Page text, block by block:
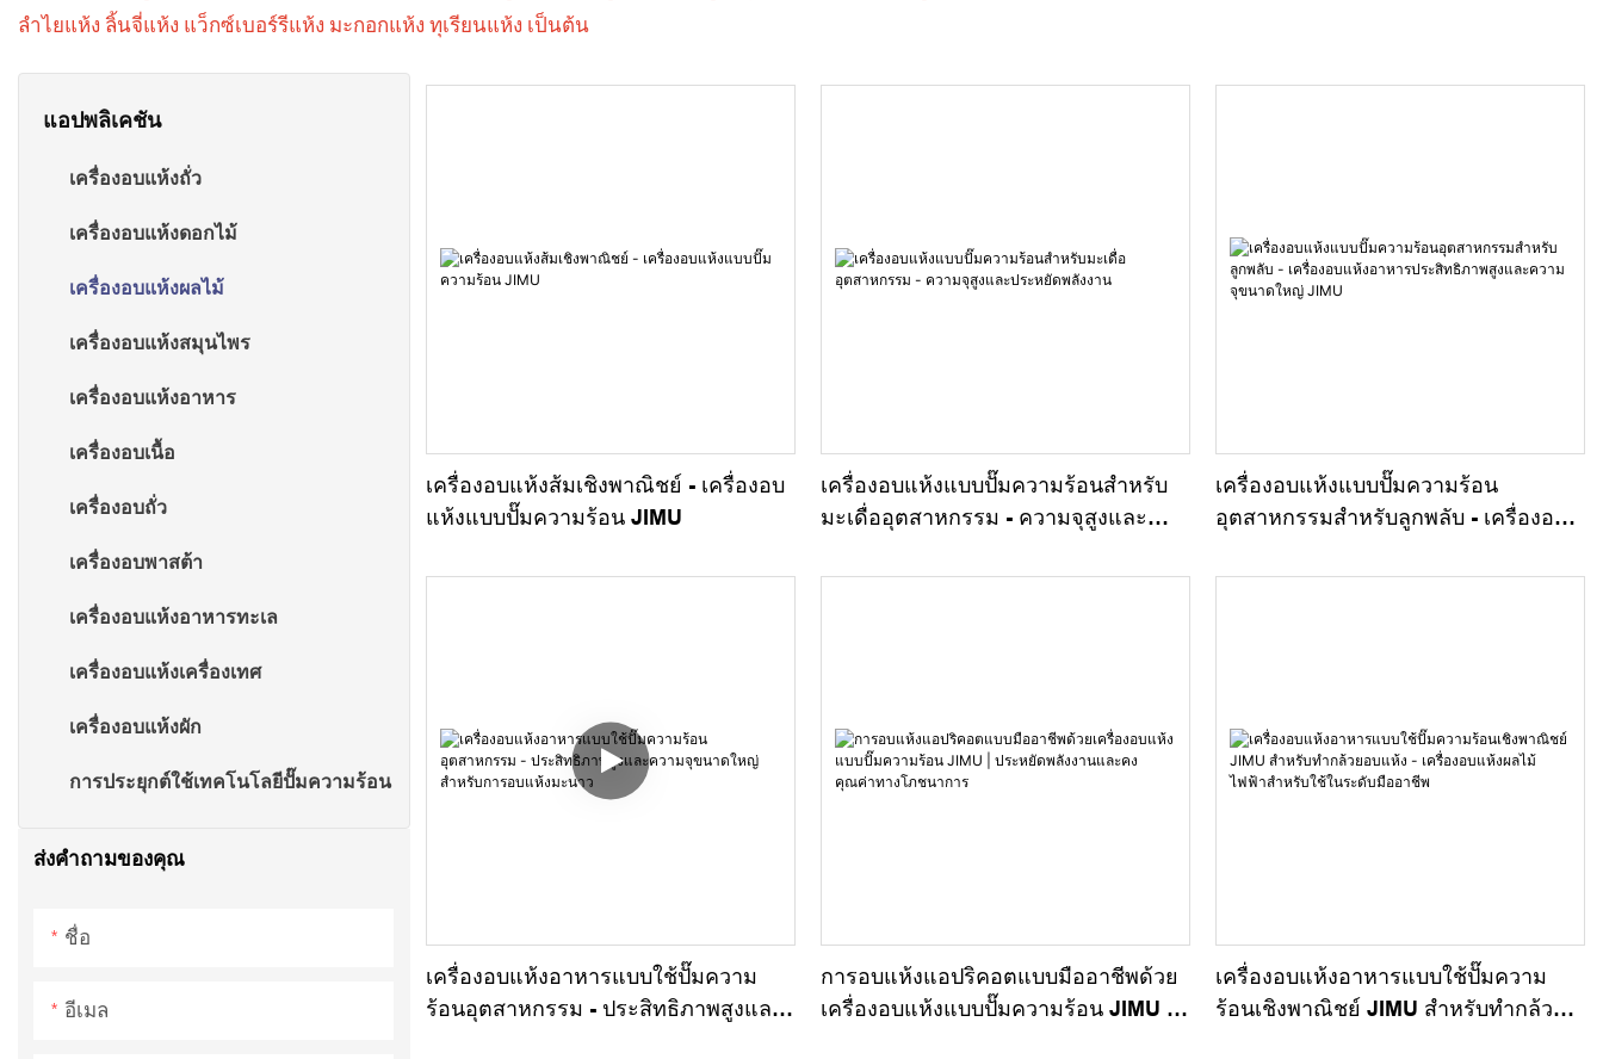
ลำไยแห้ง ลิ้นจี่แห้ง แว็กซ์เบอร์รีแห้ง มะกอกแห้ง ทุเรียนแห้ง เป็นต้น
แอปพลิเคชัน
เครื่องอบแห้งถั่ว
เครื่องอบแห้งดอกไม้
เครื่องอบแห้งผลไม้
เครื่องอบแห้งสมุนไพร
เครื่องอบแห้งอาหาร
เครื่องอบเนื้อ
เครื่องอบถั่ว
เครื่องอบพาสต้า
เครื่องอบแห้งอาหารทะเล
เครื่องอบแห้งเครื่องเทศ
เครื่องอบแห้งผัก
การประยุกต์ใช้เทคโนโลยีปั๊มความร้อน
ส่งคำถามของคุณ
ชื่อ
อีเมล
เครื่องอบแห้งส้มเชิงพาณิชย์ - เครื่องอบ
แห้งแบบปั๊มความร้อน JIMU
เครื่องอบแห้งแบบปั๊มความร้อนสำหรับ
มะเดื่ออุตสาหกรรม - ความจุสูงและ
เครื่องอบแห้งแบบปั๊มความร้อน
อุตสาหกรรมสำหรับลูกพลับ - เครื่องอบ
ขนาดใหญ่ JIMU
เครื่องอบแห้งอาหารแบบใช้ปั๊มความ
ร้อนอุตสาหกรรม - ประสิทธิภาพสูงและ
การอบแห้งแอปริคอตแบบมืออาชีพด้วย
เครื่องอบแห้งแบบปั๊มความร้อน JIMU |
เครื่องอบแห้งอาหารแบบใช้ปั๊มความ
ร้อนเชิงพาณิชย์ JIMU สำหรับทำกล้วย